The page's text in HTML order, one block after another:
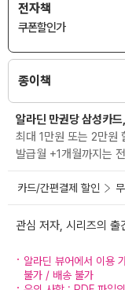
전자책
쿠폰할인가
종이책
알라딘 만권당 삼성카
최대 1만원 또는 2만
발급월 +1개월까지는
카드/간편결제 할인
관심 저자, 시리즈의 출
알라딘 뷰어에서 이용
불가 / 배송 불가